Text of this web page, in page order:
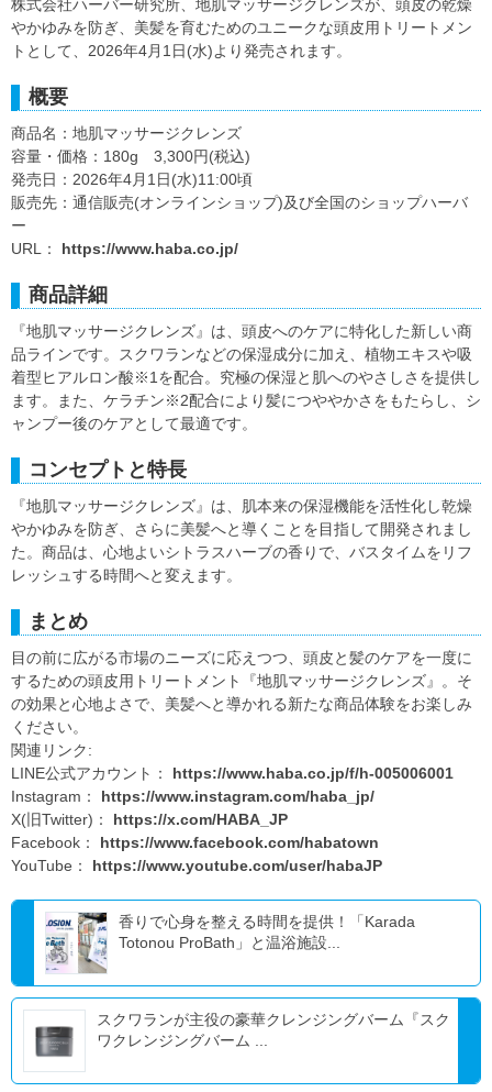
株式会社ハーバー研究所、地肌マッサージクレンズが、頭皮の乾燥
やかゆみを防ぎ、美髪を育むためのユニークな頭皮用トリートメン
トとして、2026年4月1日(水)より発売されます。
概要
商品名：地肌マッサージクレンズ
容量・価格：180g 3,300円(税込)
発売日：2026年4月1日(水)11:00頃
販売先：通信販売(オンラインショップ)及び全国のショップハーバ
ー
URL： https://www.haba.co.jp/
商品詳細
『地肌マッサージクレンズ』は、頭皮へのケアに特化した新しい商
品ラインです。スクワランなどの保湿成分に加え、植物エキスや吸
着型ヒアルロン酸※1を配合。究極の保湿と肌へのやさしさを提供し
ます。また、ケラチン※2配合により髪につややかさをもたらし、シ
ャンプー後のケアとして最適です。
コンセプトと特長
『地肌マッサージクレンズ』は、肌本来の保湿機能を活性化し乾燥
やかゆみを防ぎ、さらに美髪へと導くことを目指して開発されまし
た。商品は、心地よいシトラスハーブの香りで、バスタイムをリフ
レッシュする時間へと変えます。
まとめ
目の前に広がる市場のニーズに応えつつ、頭皮と髪のケアを一度に
するための頭皮用トリートメント『地肌マッサージクレンズ』。そ
の効果と心地よさで、美髪へと導かれる新たな商品体験をお楽しみ
ください。
関連リンク:
LINE公式アカウント： https://www.haba.co.jp/f/h-005006001
Instagram： https://www.instagram.com/haba_jp/
X(旧Twitter)： https://x.com/HABA_JP
Facebook： https://www.facebook.com/habatown
YouTube： https://www.youtube.com/user/habaJP
香りで心身を整える時間を提供！「Karada
Totonou ProBath」と温浴施設...
スクワランが主役の豪華クレンジングバーム『スク
ワクレンジングバーム ...